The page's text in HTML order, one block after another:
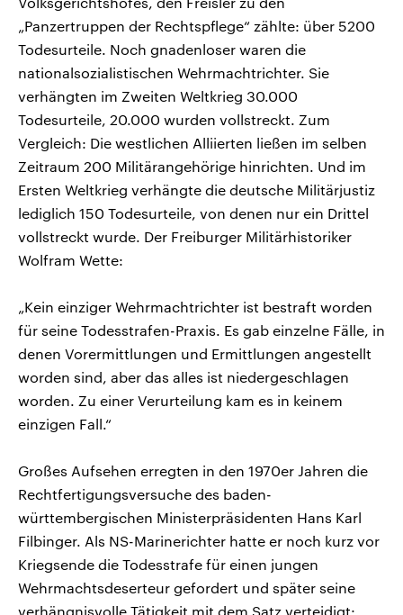
„Panzertruppen der Rechtspflege“ zählte: über 5200
Todesurteile. Noch gnadenloser waren die
nationalsozialistischen Wehrmachtrichter. Sie
verhängten im Zweiten Weltkrieg 30.000
Todesurteile, 20.000 wurden vollstreckt. Zum
Vergleich: Die westlichen Alliierten ließen im selben
Zeitraum 200 Militärangehörige hinrichten. Und im
Ersten Weltkrieg verhängte die deutsche Militärjustiz
lediglich 150 Todesurteile, von denen nur ein Drittel
vollstreckt wurde. Der Freiburger Militärhistoriker
Wolfram Wette:
„Kein einziger Wehrmachtrichter ist bestraft worden
für seine Todesstrafen-Praxis. Es gab einzelne Fälle, in
denen Vorermittlungen und Ermittlungen angestellt
worden sind, aber das alles ist niedergeschlagen
worden. Zu einer Verurteilung kam es in keinem
einzigen Fall.“
Großes Aufsehen erregten in den 1970er Jahren die
Rechtfertigungsversuche des baden-
württembergischen Ministerpräsidenten Hans Karl
Filbinger. Als NS-Marinerichter hatte er noch kurz vor
Kriegsende die Todesstrafe für einen jungen
Wehrmachtsdeserteur gefordert und später seine
verhängnisvolle Tätigkeit mit dem Satz verteidigt: